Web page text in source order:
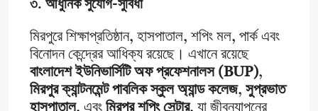
৩. আধুনিক সুযোগ-সুবিধা
মিরপুরে শিক্ষাপ্রতিষ্ঠান, হাসপাতাল, শপিং মল, পার্ক এবং
বিনোদন কেন্দ্রের আধিক্য রয়েছে। এখানে রয়েছে
বাংলাদেশ ইউনিভার্সিটি অফ প্রফেশনালস (BUP),
মিরপুর ক্যান্টনমেন্ট পাবলিক স্কুল অ্যান্ড কলেজ, সুপ্রভাত